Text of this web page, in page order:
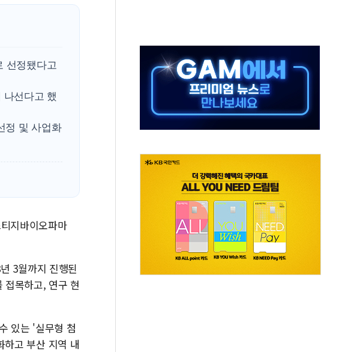
역대 최고치 경신…한낮 총수요 104.3GW 기록
선정됐다고
나선다고 했
정 및 사업화
지바이오파마
3월까지 진행된
접목하고, 연구 현
있는 '실무형 첨
하고 부산 지역 내